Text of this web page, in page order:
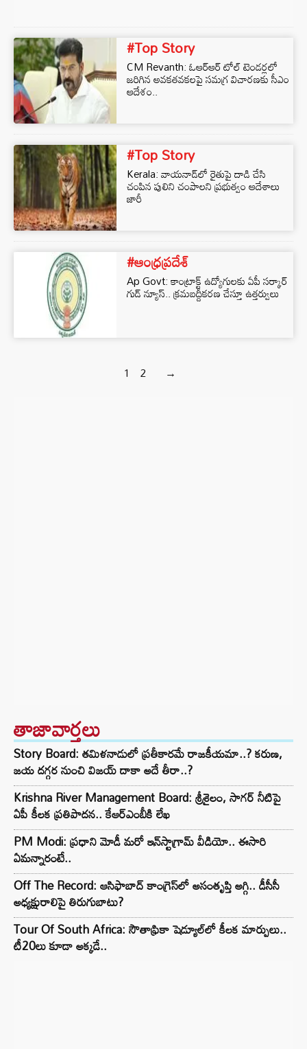
#Top Story
CM Revanth: ఓఆర్ఆర్ టోల్ టెండర్లలో
జరిగిన అవకతవకలపై సమగ్ర విచారణకు సీఎం
ఆదేశం..
#Top Story
Kerala: వాయనాడ్‌లో రైతుపై దాడి చేసి
చంపిన పులిని చంపాలని ప్రభుత్వం ఆదేశాలు
జారీ
#ఆంధ్రప్రదేశ్
Ap Govt: కాంట్రాక్ట్ ఉద్యోగులకు ఏపీ సర్కార్
గుడ్ న్యూస్.. క్రమబద్దీకరణ చేస్తూ ఉత్తర్వులు
1 2 →
తాజావార్తలు
Story Board: తమిళనాడులో ప్రతీకారమే రాజకీయమా..? కరుణ,
జయ దగ్గర నుంచి విజయ్ దాకా అదే తీరా..?
Krishna River Management Board: శ్రీశైలం, సాగర్ నీటిపై
ఏపీ కీలక ప్రతిపాదన.. కేఆర్ఎంబీకి లేఖ
PM Modi: ప్రధాని మోడీ మరో ఇన్‌స్టాగ్రామ్ వీడియో.. ఈసారి
ఏమన్నారంటే..
Off The Record: ఆసిఫాబాద్ కాంగ్రెస్‌లో అసంతృప్తి అగ్గి.. డీసీసీ
అధ్యక్షురాలిపై తిరుగుబాటు?
Tour Of South Africa: సౌతాఫ్రికా షెడ్యూల్‌లో కీలక మార్పులు..
టీ20లు కూడా అక్కడే..